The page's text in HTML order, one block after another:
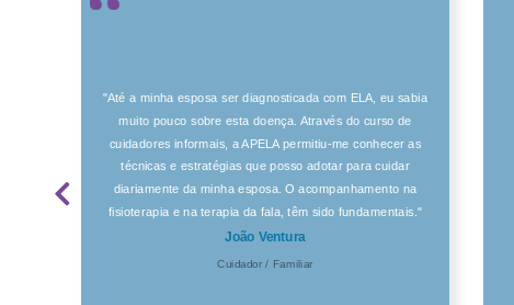
"Até a minha esposa ser diagnosticada com ELA, eu sabia
muito pouco sobre esta doença. Através do curso de
cuidadores informais, a APELA permitiu-me conhecer as
técnicas e estratégias que posso adotar para cuidar
diariamente da minha esposa. O acompanhamento na
fisioterapia e na terapia da fala, têm sido fundamentais."
João Ventura
Cuidador / Familiar